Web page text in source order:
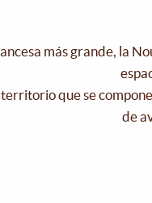
más grande, la
territorio que se
de